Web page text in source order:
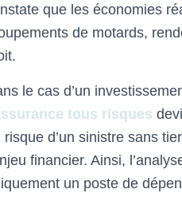
que les économies
de motards,
le cas d’un
tous risques
risque d’un sinistre sans
financier. Ainsi,
un poste de